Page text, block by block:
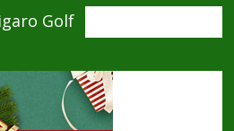
Golf